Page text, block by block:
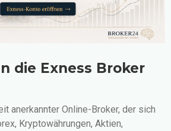
die Exness Broker
anerkannter Online-Broker, der sich
Kryptowährungen, Aktien,